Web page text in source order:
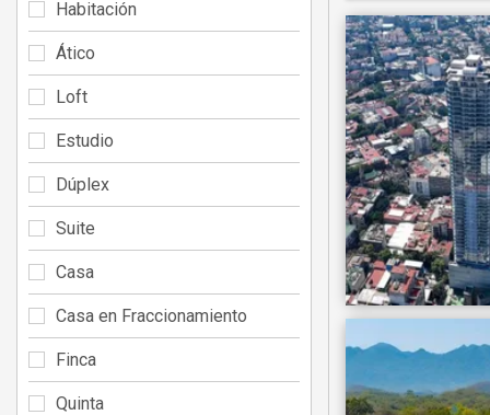
Habitación
Ático
Loft
Estudio
Dúplex
Suite
Casa
Casa en Fraccionamiento
Finca
Quinta